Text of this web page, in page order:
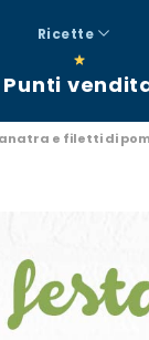
Ricette
Punti
e filetti di